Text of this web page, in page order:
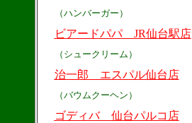
（ハンバーガー）
ビアードパパ JR仙台駅店
（シュークリーム）
治一郎 エスパル仙台店
（バウムクーヘン）
ゴディバ 仙台パルコ店